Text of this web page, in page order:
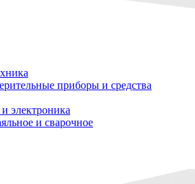
приборы и средства
электроника
и сварочное